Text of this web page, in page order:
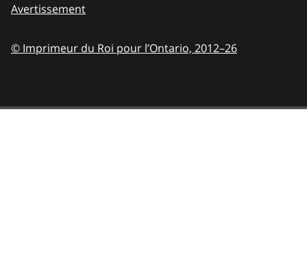
Avertissement
© Imprimeur du Roi pour l’Ontario, 2012–26